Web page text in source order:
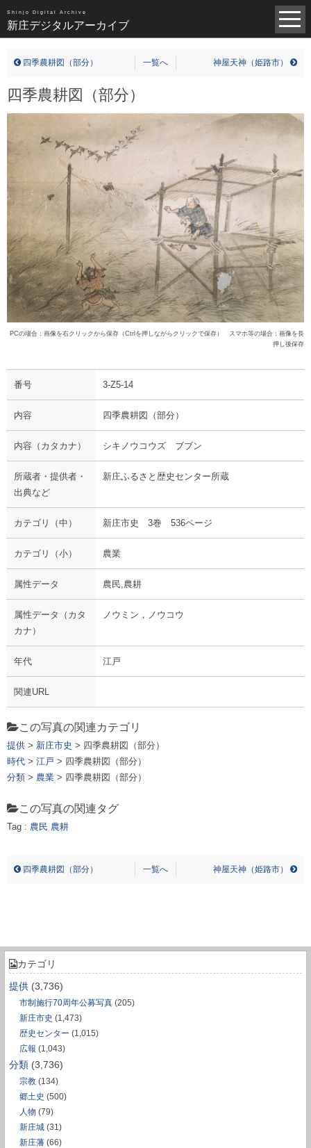
Shinjo Digital Archive
新庄デジタルアーカイブ
近世（14） 近代（19）
タグ全一覧
新庄デジタルアーカイブについて
TOPページ
カテゴリ
提供 (3,736)
市制施行70周年公募写真 (205)
新庄市史 (1,473)
歴史センター (1,015)
広報 (1,043)
分類 (3,736)
宗教 (134)
郷土史 (500)
人物 (79)
新庄城 (31)
新庄藩 (66)
四季農耕図（部分） 一覧へ 神屋天神（姫路市）
四季農耕図（部分）
PCの場合：画像を右クリックから保存（Ctrlを押しながらクリックで保存） スマホ等の場合：画像を長
押し後保存
番号 3-Z5-14
内容 四季農耕図（部分）
内容（カタカナ） シキノウコウズ ブブン
所蔵者・提供者・
出典など
新庄ふるさと歴史センター所蔵
カテゴリ（中） 新庄市史 3巻 536ページ
カテゴリ（小） 農業
属性データ 農民,農耕
属性データ（カタ
カナ）
ノウミン，ノウコウ
年代 江戸
関連URL
この写真の関連カテゴリ
提供 > 新庄市史 > 四季農耕図（部分）
時代 > 江戸 > 四季農耕図（部分）
分類 > 農業 > 四季農耕図（部分）
この写真の関連タグ
Tag : 農民 農耕
四季農耕図（部分） 一覧へ 神屋天神（姫路市）